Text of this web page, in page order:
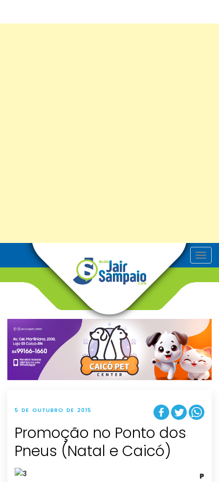
T
o
v
g
t
i
o
n
5 DE OUTUBRO DE 2015
Promoção no Ponto dos
Pneus (Natal e Caicó)
P